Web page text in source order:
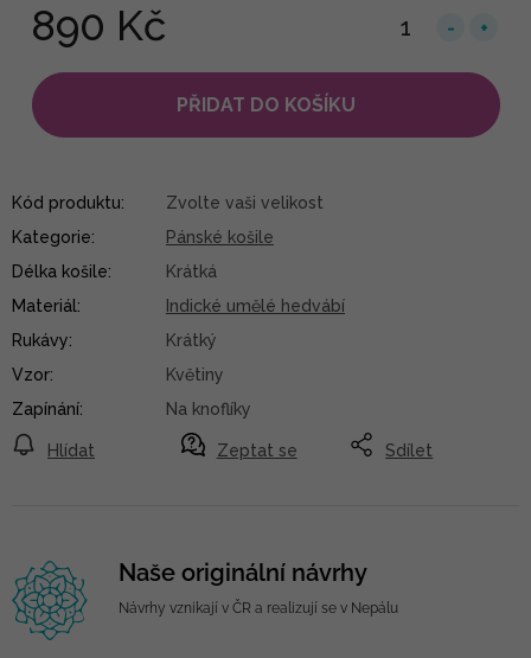
890 Kč
PŘIDAT DO KOŠÍKU
Zeptat se
Hlídat Sdílet
Kód produktu:
Zvolte vaši velikost
Kategorie:
Pánské košile
Délka košile:
Krátká
Materiál:
Indické umělé hedvábí
Rukávy:
Krátký
Vzor:
Květiny
Zapínání: Na knoflíky
Naše originální návrhy
Návrhy vznikají v ČR a realizují se v Nepálu